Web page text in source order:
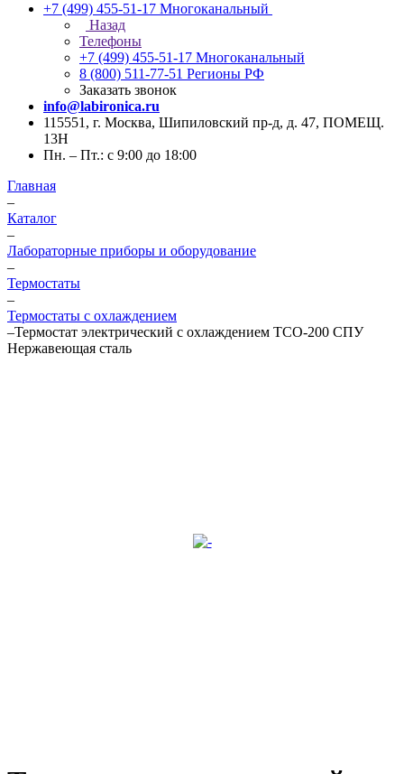
+7 (499) 455-51-17 Многоканальный
Назад
Телефоны
+7 (499) 455-51-17 Многоканальный
8 (800) 511-77-51 Регионы РФ
Заказать звонок
info@labironica.ru
115551, г. Москва, Шипиловский пр-д, д. 47, ПОМЕЩ.
13Н
Пн. – Пт.: с 9:00 до 18:00
Главная
–
Каталог
–
Лабораторные приборы и оборудование
–
Термостаты
–
Термостаты с охлаждением
–Термостат электрический с охлаждением ТСО-200 СПУ
Нержавеющая сталь